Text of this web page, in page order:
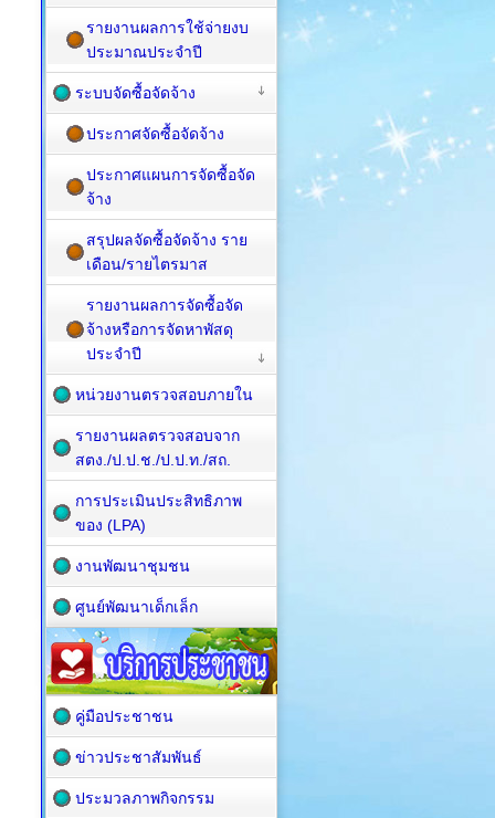
รายงานผลการใช้จ่ายงบ
ประมาณประจำปี
ระบบจัดซื้อจัดจ้าง
ประกาศจัดซื้อจัดจ้าง
ประกาศแผนการจัดซื้อจัด
จ้าง
สรุปผลจัดซื้อจัดจ้าง ราย
เดือน/รายไตรมาส
รายงานผลการจัดซื้อจัด
จ้างหรือการจัดหาพัสดุ
ประจำปี
หน่วยงานตรวจสอบภายใน
รายงานผลตรวจสอบจาก
สตง./ป.ป.ช./ป.ป.ท./สถ.
การประเมินประสิทธิภาพ
ของ (LPA)
งานพัฒนาชุมชน
ศูนย์พัฒนาเด็กเล็ก
คู่มือประชาชน
ข่าวประชาสัมพันธ์
ประมวลภาพกิจกรรม